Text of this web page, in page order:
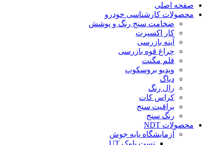
صفحه اصلی
محصولات کارشناسی خودرو
ضخامت سنج رنگ و پوشش
کار اکسپرت
آینه بازرسی
چراغ قوه بازرسی
قلم مگنت
ویدیو بروسکوپ
دیاگ
رال رنگ
کراس کات
براقیت سنج
رنگ سنج
محصولات NDT
آزمایشگاه پایه جوش
تست بلوک UT